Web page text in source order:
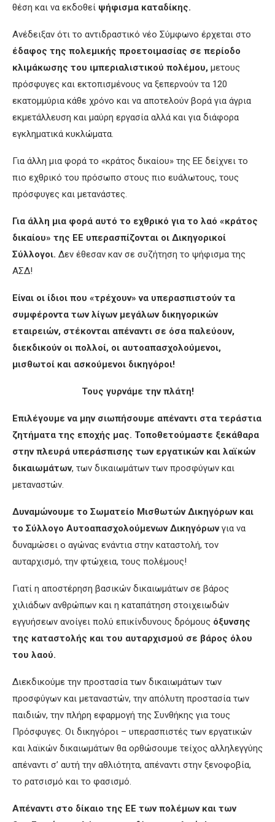
θέση και να εκδοθεί ψήφισμα καταδίκης.
Ανέδειξαν ότι το αντιδραστικό νέο Σύμφωνο έρχεται στο
έδαφος της πολεμικής προετοιμασίας σε περίοδο
κλιμάκωσης του ιμπεριαλιστικού πολέμου, μετους
πρόσφυγες και εκτοπισμένους να ξεπερνούν τα 120
εκατομμύρια κάθε χρόνο και να αποτελούν βορά για άγρια
εκμετάλλευση και μαύρη εργασία αλλά και για διάφορα
εγκληματικά κυκλώματα.
Για άλλη μια φορά το «κράτος δικαίου» της ΕΕ δείχνει το
πιο εχθρικό του πρόσωπο στους πιο ευάλωτους, τους
πρόσφυγες και μετανάστες.
Για άλλη μια φορά αυτό το εχθρικό για το λαό «κράτος
δικαίου» της ΕΕ υπερασπίζονται οι Δικηγορικοί
Σύλλογοι. Δεν έθεσαν καν σε συζήτηση το ψήφισμα της
ΑΣΔ!
Είναι οι ίδιοι που «τρέχουν» να υπερασπιστούν τα
συμφέροντα των λίγων μεγάλων δικηγορικών
εταιρειών, στέκονται απέναντι σε όσα παλεύουν,
διεκδικούν οι πολλοί, οι αυτοαπασχολούμενοι,
μισθωτοί και ασκούμενοι δικηγόροι!
Τους γυρνάμε την πλάτη!
Επιλέγουμε να μην σιωπήσουμε απέναντι στα τεράστια
ζητήματα της εποχής μας. Τοποθετούμαστε ξεκάθαρα
στην πλευρά υπεράσπισης των εργατικών και λαϊκών
δικαιωμάτων, των δικαιωμάτων των προσφύγων και
μεταναστών.
Δυναμώνουμε το Σωματείο Μισθωτών Δικηγόρων και
το Σύλλογο Αυτοαπασχολούμενων Δικηγόρωνγια να
δυναμώσει ο αγώνας ενάντια στην καταστολή, τον
αυταρχισμό, την φτώχεια, τους πολέμους!
Γιατί η αποστέρηση βασικών δικαιωμάτων σε βάρος
χιλιάδων ανθρώπων και η καταπάτηση στοιχειωδών
εγγυήσεων ανοίγει πολύ επικίνδυνους δρόμους όξυνσης
της καταστολής και του αυταρχισμού σε βάρος όλου
του λαού.
Διεκδικούμε την προστασία των δικαιωμάτων των
προσφύγων και μεταναστών, την απόλυτη προστασία των
παιδιών, την πλήρη εφαρμογή της Συνθήκης για τους
Πρόσφυγες. Οι δικηγόροι – υπερασπιστές των εργατικών
και λαϊκών δικαιωμάτων θα ορθώσουμε τείχος αλληλεγγύης
απέναντι σ’ αυτή την αθλιότητα, απέναντι στην ξενοφοβία,
το ρατσισμό και το φασισμό.
Απέναντι στο δίκαιο της ΕΕ των πολέμων και των